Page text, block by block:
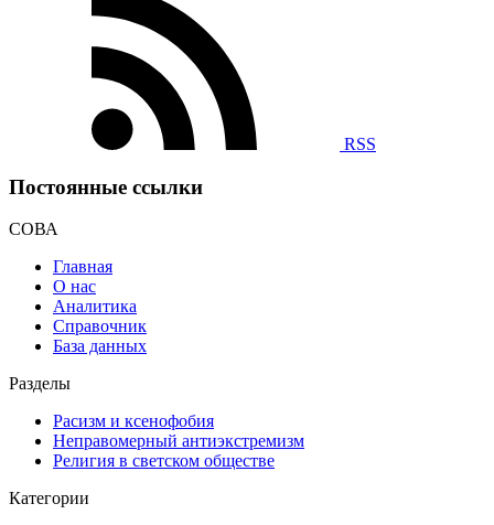
RSS
Постоянные ссылки
СОВА
Главная
О нас
Аналитика
Справочник
База данных
Разделы
Расизм и ксенофобия
Неправомерный антиэкстремизм
Религия в светском обществе
Категории